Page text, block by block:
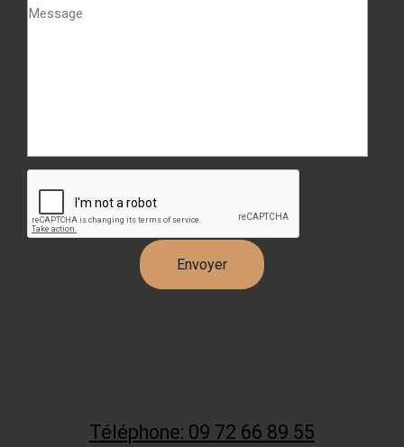
Téléphone: 09 72 66 89 55